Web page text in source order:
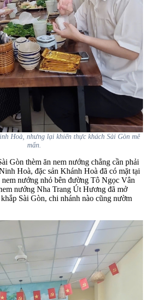
Hoà, nhưng lại khiến thực khách Sài Gòn mê
mẩn.
Gòn thèm ăn nem nướng chẳng cần phải
Hoà, đặc sản Khánh Hoà đã có mặt tại
nướng nhỏ bên đường Tô Ngọc Vân
nướng Nha Trang Út Hương đã mở
Sài Gòn, chi nhánh nào cũng nườm